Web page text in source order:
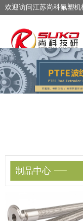
欢迎访问江苏尚科氟塑
制品中心